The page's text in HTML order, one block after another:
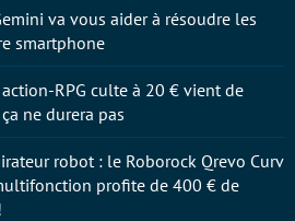
va vous aider à résoudre les
smartphone
RPG culte à 20 € vient de
ne durera pas
robot : le Roborock Qrevo Curv
profite de 400 € de